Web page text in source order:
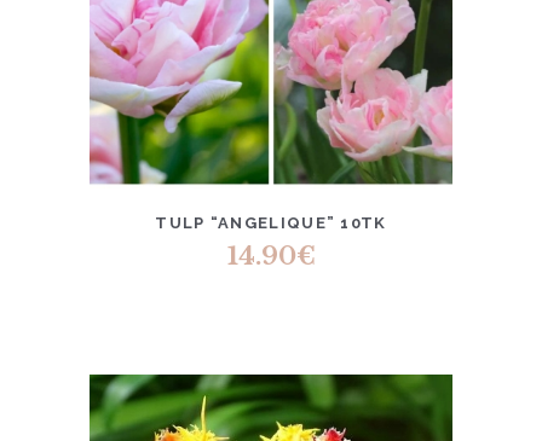
TULP “ANGELIQUE” 10TK
14.90€